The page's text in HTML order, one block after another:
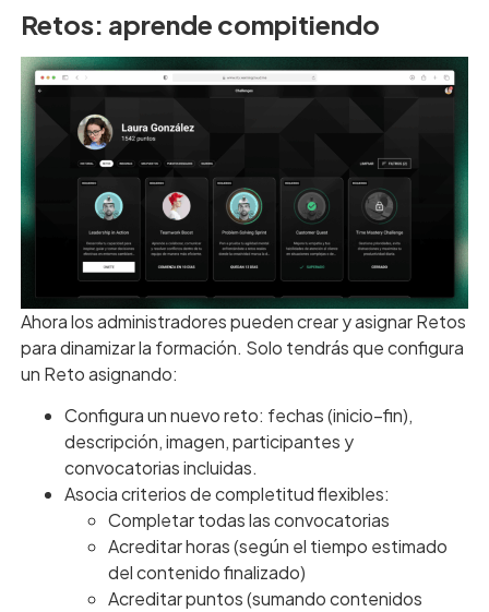
Retos: aprende compitiendo
Ahora los administradores pueden crear y asignar Retos
para dinamizar la formación. Solo tendrás que configura
un Reto asignando:
Configura un nuevo reto: fechas (inicio–fin),
descripción, imagen, participantes y
convocatorias incluidas.
Asocia criterios de completitud flexibles:
Completar todas las convocatorias
Acreditar horas (según el tiempo estimado
del contenido finalizado)
Acreditar puntos (sumando contenidos